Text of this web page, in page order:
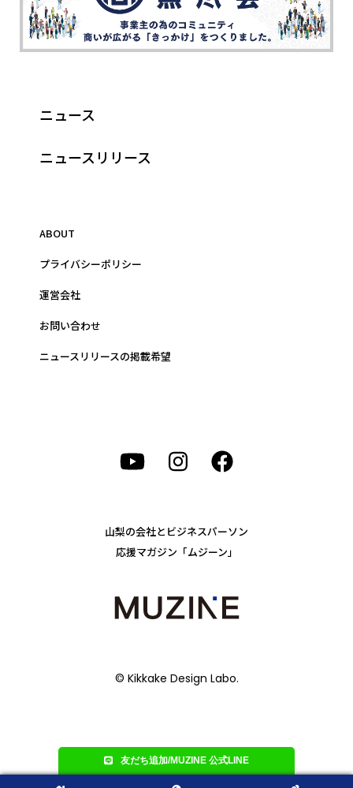
ニュース
ニュースリリース
ABOUT
プライバシーポリシー
運営会社
お問い合わせ
ニュースリリースの掲載希望
山梨の会社とビジネスパーソン
応援マガジン「ムジーン」
© Kikkake Design Labo.
友だち追加/MUZINE 公式LINE